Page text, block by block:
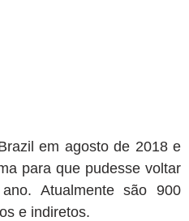
em agosto de 2018 e
para que pudesse voltar
Atualmente são 900
e indiretos.